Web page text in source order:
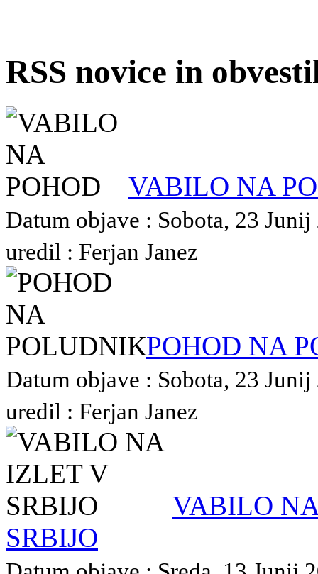
RSS novice in
VABILO NA
Datum objave : Sobota, 23
uredil : Ferjan Janez
POHOD NA
Datum objave : Sobota, 23
uredil : Ferjan Janez
VABILO
SRBIJO